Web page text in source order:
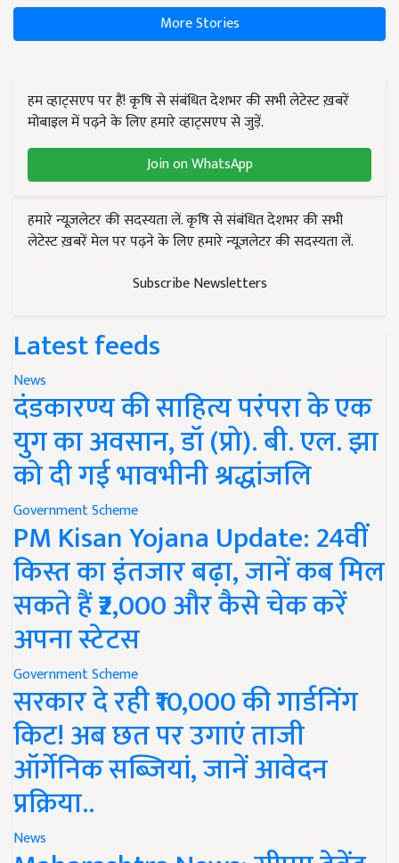
More Stories
हम व्हाट्सएप पर हैं! कृषि से संबंधित देशभर की सभी लेटेस्ट ख़बरें
मोबाइल में पढ़ने के लिए हमारे व्हाट्सएप से जुड़ें.
Join on WhatsApp
हमारे न्यूज़लेटर की सदस्यता लें. कृषि से संबंधित देशभर की सभी
लेटेस्ट ख़बरें मेल पर पढ़ने के लिए हमारे न्यूज़लेटर की सदस्यता लें.
Subscribe Newsletters
Latest feeds
News
दंडकारण्य की साहित्य परंपरा के एक
युग का अवसान, डॉ (प्रो). बी. एल. झा
को दी गई भावभीनी श्रद्धांजलि
Government Scheme
PM Kisan Yojana Update: 24वीं
किस्त का इंतजार बढ़ा, जानें कब मिल
सकते हैं ₹2,000 और कैसे चेक करें
अपना स्टेटस
Government Scheme
सरकार दे रही ₹10,000 की गार्डनिंग
किट! अब छत पर उगाएं ताजी
ऑर्गेनिक सब्जियां, जानें आवेदन
प्रक्रिया..
News